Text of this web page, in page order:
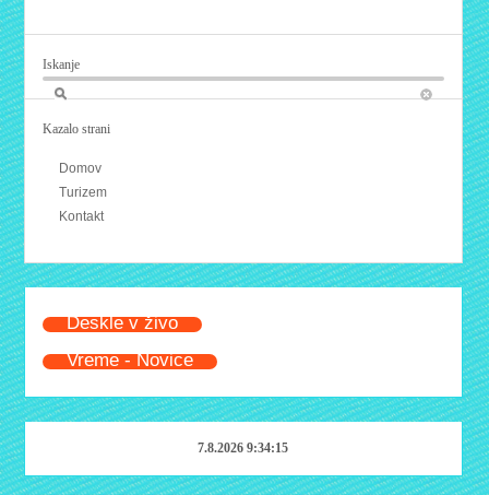
Iskanje
Kazalo strani
Domov
Turizem
Kontakt
Deskle v živo
Vreme - Novice
7.8.2026 9:34:15